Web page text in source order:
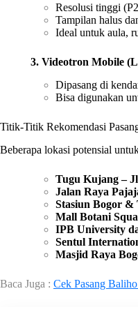
Resolusi tinggi
Tampilan halus
Ideal untuk aula,
3. Videotron Mobile
Dipasang di
Bisa digunakan
Titik-Titik Rekomendasi
Beberapa lokasi potensial
Tugu Kujang –
Jalan Raya
Stasiun Bogor &
Mall Botani
IPB University
Sentul
Masjid Raya
Baca Juga : Cek Pasang